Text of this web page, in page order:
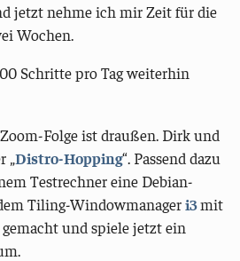
jetzt nehme ich mir Zeit für die
Wochen.
Schritte pro Tag weiterhin
Folge ist draußen. Dirk und
„Distro-Hopping“. Passend dazu
Testrechner eine Debian-
Tiling-Windowmanageri3mit
gemacht und spiele jetzt ein